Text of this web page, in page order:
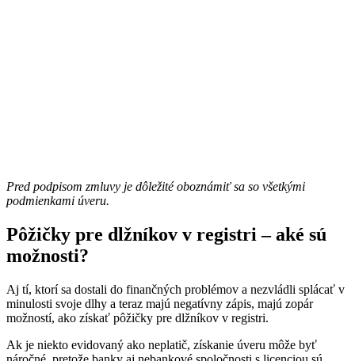
Pred podpisom zmluvy je dôležité oboznámiť sa so všetkými
podmienkami úveru.
Pôžičky pre dlžníkov v registri – aké sú
možnosti?
Aj tí, ktorí sa dostali do finančných problémov a nezvládli splácať v
minulosti svoje dlhy a teraz majú negatívny zápis, majú zopár
možností, ako získať pôžičky pre dlžníkov v registri.
Ak je niekto evidovaný ako neplatič, získanie úveru môže byť